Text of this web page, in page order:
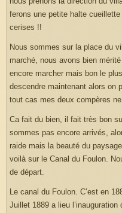
ferons une petite halte
cerises !!
Nous sommes sur la place du
marché, nous avons bien
encore marcher mais bon le
descendre maintenant alors on
tout cas mes deux compères
Ca fait du bien, il fait très bon
sommes pas encore arrivés,
raide mais la beauté du
voilà sur le Canal du Foulon.
de départ.
Le canal du Foulon. C’est en
Juillet 1889 a lieu